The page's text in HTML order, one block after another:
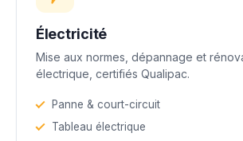
Électricité
Mise aux normes, dépannage et
électrique, certifiés Qualipac.
Panne & court-circuit
Tableau électrique